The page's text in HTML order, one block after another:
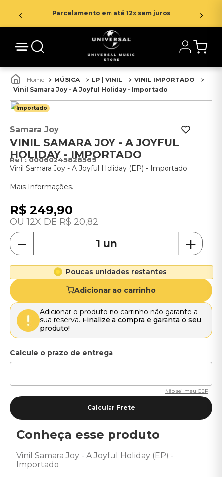
Parcelamento em até 12x sem juros
MÚSICA LP | VINIL
VINIL IMPORTADO
Vinil Samara Joy - A Joyful Holiday - Importado
Importado
Samara Joy
VINIL SAMARA JOY - A JOYFUL
HOLIDAY - IMPORTADO
:00060245828569
Vinil Samara Joy - A Joyful Holiday (EP) - Importado
Mais Informações.
R$ 249,90
12 R$ 20,82
＋
－
Poucas unidades restantes
Adicionar ao carrinho
Adicionar o produto no carrinho não garante a
sua reserva. Finalize a compra e garanta o seu
produto!
Não sei meu CEP
Conheça esse produto
Vinil Samara Joy - A Joyful Holiday (EP) -
Importado